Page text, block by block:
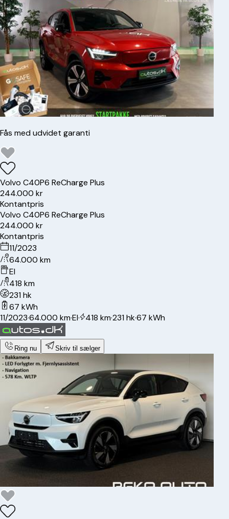
Fås med udvidet garanti
Volvo C40P6 ReCharge Plus
244.000 kr
Kontantpris
Volvo C40P6 ReCharge Plus
244.000 kr
Kontantpris
11/2023
64.000 km
El
418 km
231 hk
67 kWh
11/2023·64.000 km·El· 418 km·231 hk·67 kWh
Ring nu Skriv til sælger